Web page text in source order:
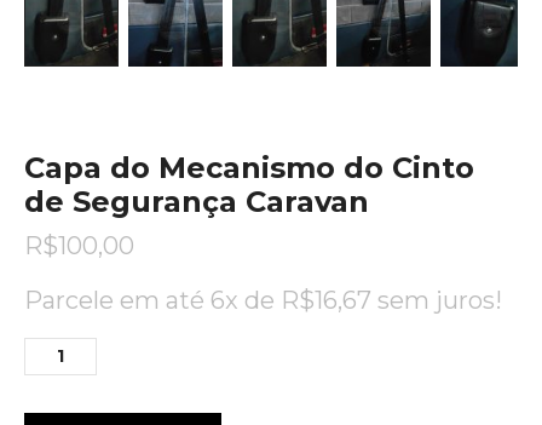
Capa do Mecanismo do Cinto
de Segurança Caravan
R$100,00
Parcele em até 6x de R$16,67 sem juros!